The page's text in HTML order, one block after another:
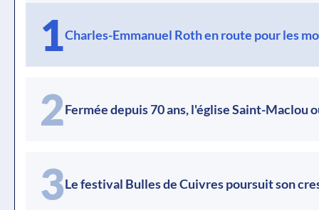
1Charles-Emmanuel Roth en route pour les
2Fermée depuis 70 ans, l'église Saint-Maclou
3Le festival Bulles de Cuivres poursuit son